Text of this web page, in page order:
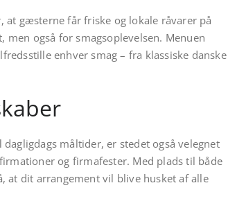
at gæsterne får friske og lokale råvarer på
også for smagsoplevelsen. Menuen
enhver smag – fra klassiske danske
måltider, er stedet også velegnet
og firmafester. Med plads til både
at dit arrangement vil blive husket af alle